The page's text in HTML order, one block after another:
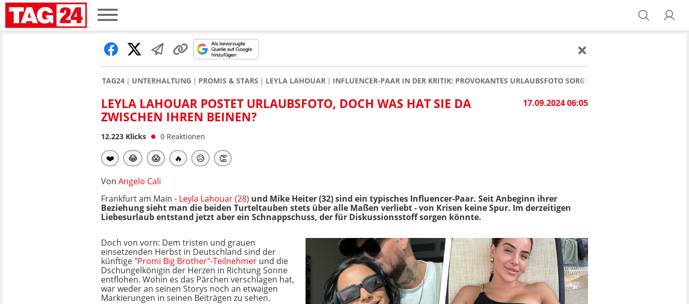
TAG24 UNTERHALTUNG PROMIS & STARS LEYLA LAHOUAR INFLUENCER-PAAR IN DER KRITIK: PROVOKANTES URLAUBSFOTO SORGT FÜR DISKUSSIONEN
17.09.2024 06:05
LEYLA LAHOUAR POSTET URLAUBSFOTO, DOCH WAS HAT SIE DA
ZWISCHEN IHREN BEINEN?
12.223 Klicks 0 Reaktionen
❤️ 😂 😱 🔥 😥 👏
Von Angelo Cali
Frankfurt am Main - Leyla Lahouar (28) und Mike Heiter (32) sind ein typisches Influencer-Paar. Seit Anbeginn ihrer
Beziehung sieht man die beiden Turteltauben stets über alle Maßen verliebt - von Krisen keine Spur. Im derzeitigen
Liebesurlaub entstand jetzt aber ein Schnappschuss, der für Diskussionsstoff sorgen könnte.
Doch von vorn: Dem tristen und grauen
einsetzenden Herbst in Deutschland sind der
künftige "Promi Big Brother"-Teilnehmer und die
Dschungelkönigin der Herzen in Richtung Sonne
entflohen. Wohin es das Pärchen verschlagen hat,
war weder an seinen Storys noch an etwaigen
Markierungen in seinen Beiträgen zu sehen.